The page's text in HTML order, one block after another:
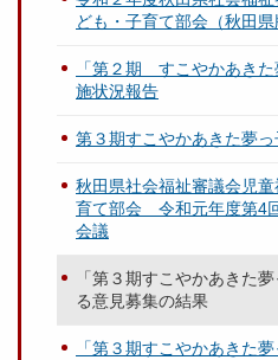
ども・子育て部会（秋田県
「第２期 すこやかあき
施状況報告
第３期すこやかあきた夢
秋田県社会福祉審議会児
育て部会 令和元年度第4
会議
「第３期すこやかあきた
る意見募集の結果
「第３期すこやかあきた